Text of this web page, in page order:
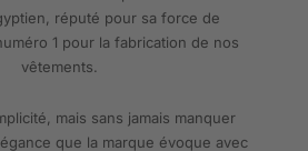
réputé pour sa force de
1 pour la fabrication de nos
vêtements.
mais sans jamais manquer
que la marque évoque avec